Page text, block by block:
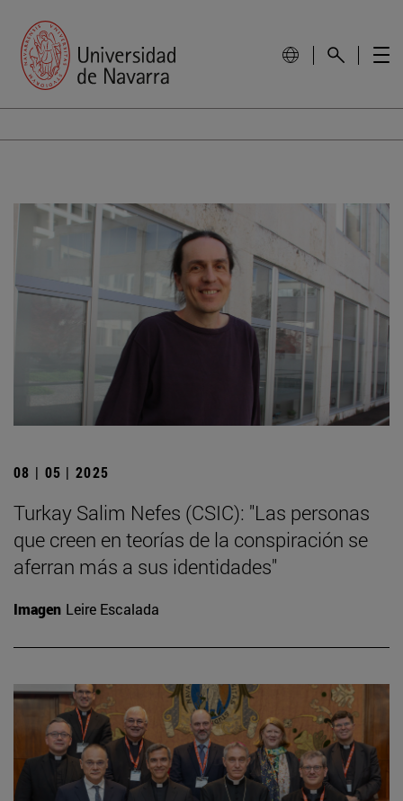
08 | 05 | 2025
Turkay Salim Nefes (CSIC): "Las personas
que creen en teorías de la conspiración se
aferran más a sus identidades"
Imagen Leire Escalada